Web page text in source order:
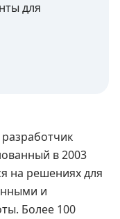
для
в 2003
на решениях для
и
Более 100